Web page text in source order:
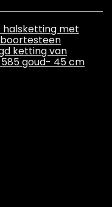
halsketting met
ketting van
goud- 45 cm